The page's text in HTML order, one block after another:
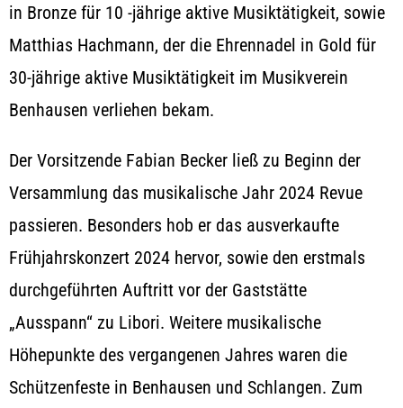
in Bronze für 10 -jährige aktive Musiktätigkeit, sowie
Matthias Hachmann, der die Ehrennadel in Gold für
30-jährige aktive Musiktätigkeit im Musikverein
Benhausen verliehen bekam.
Der Vorsitzende Fabian Becker ließ zu Beginn der
Versammlung das musikalische Jahr 2024 Revue
passieren. Besonders hob er das ausverkaufte
Frühjahrskonzert 2024 hervor, sowie den erstmals
durchgeführten Auftritt vor der Gaststätte
„Ausspann“ zu Libori. Weitere musikalische
Höhepunkte des vergangenen Jahres waren die
Schützenfeste in Benhausen und Schlangen. Zum